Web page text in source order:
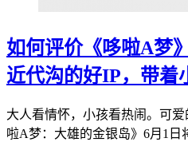
如何评价《哆啦A梦
近代沟的好IP，带着
大人看情怀，小孩看热闹。可
啦A梦：大雄的金银岛》6月1日